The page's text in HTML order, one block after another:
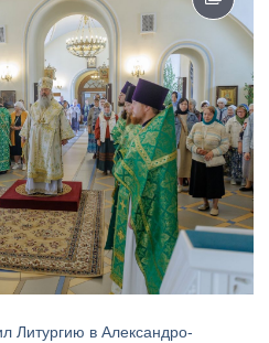
Литургию в Александро-